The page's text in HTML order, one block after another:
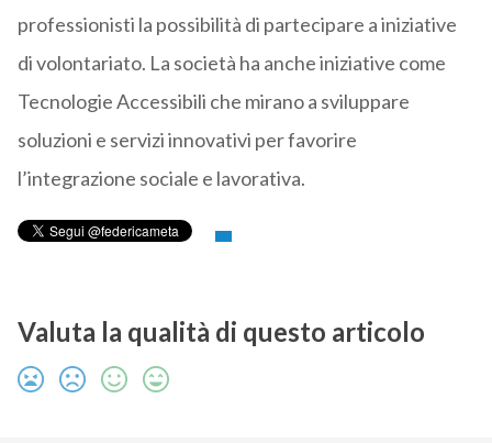
professionisti la possibilità di partecipare a iniziative
di volontariato. La società ha anche iniziative come
Tecnologie Accessibili che mirano a sviluppare
soluzioni e servizi innovativi per favorire
l’integrazione sociale e lavorativa.
Valuta la qualità di questo articolo